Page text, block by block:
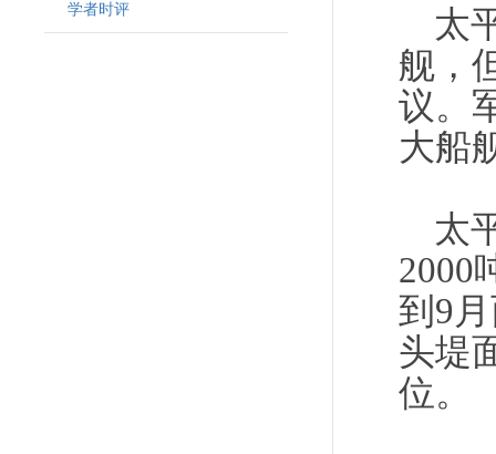
学者时评
太
舰，
议。
大船
太
2000
到9
头堤
位。